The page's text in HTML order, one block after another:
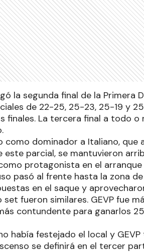
la segunda final de la Primera
de 22-25, 25-23, 25-19 y
finales. La tercera final a todo
como dominador a Italiano, que
este parcial, se mantuvieron
protagonista en el
pasó al frente hasta la zona
en el saque y
fueron similares. GEVP fue
contundente para ganarlos
había festejado el local y
se definirá en el tercer